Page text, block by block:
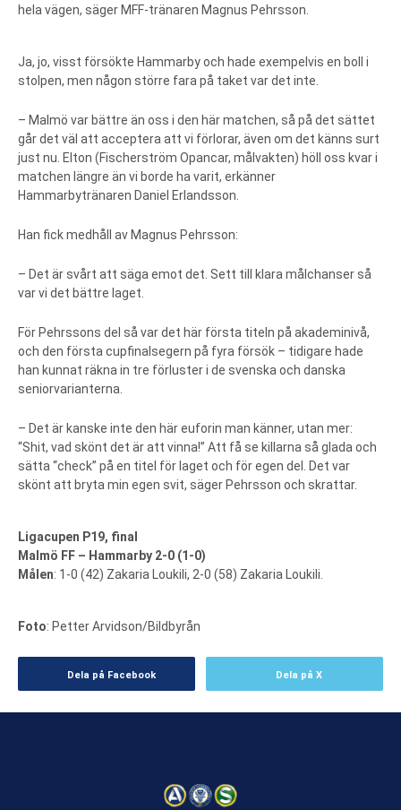
hela vägen, säger MFF-tränaren Magnus Pehrsson.
Ja, jo, visst försökte Hammarby och hade exempelvis en boll i
stolpen, men någon större fara på taket var det inte.
– Malmö var bättre än oss i den här matchen, så på det sättet
går det väl att acceptera att vi förlorar, även om det känns surt
just nu. Elton (Fischerström Opancar, målvakten) höll oss kvar i
matchen längre än vi borde ha varit, erkänner
Hammarbytränaren Daniel Erlandsson.
Han fick medhåll av Magnus Pehrsson:
– Det är svårt att säga emot det. Sett till klara målchanser så
var vi det bättre laget.
För Pehrssons del så var det här första titeln på akademinivå,
och den första cupfinalsegern på fyra försök – tidigare hade
han kunnat räkna in tre förluster i de svenska och danska
seniorvarianterna.
– Det är kanske inte den här euforin man känner, utan mer:
“Shit, vad skönt det är att vinna!” Att få se killarna så glada och
sätta “check” på en titel för laget och för egen del. Det var
skönt att bryta min egen svit, säger Pehrsson och skrattar.
Ligacupen P19, final
Malmö FF – Hammarby 2-0 (1-0)
Målen: 1-0 (42) Zakaria Loukili, 2-0 (58) Zakaria Loukili.
Foto: Petter Arvidson/Bildbyrån
Dela på Facebook Dela på X